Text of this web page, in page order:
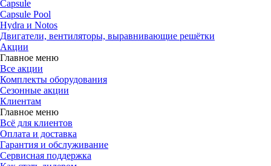
Capsule
Capsule Pool
Hydra и Notos
Двигатели, вентиляторы, выравнивающие решётки
Акции
Главное меню
Все акции
Комплекты оборудования
Сезонные акции
Клиентам
Главное меню
Всё для клиентов
Оплата и доставка
Гарантия и обслуживание
Сервисная поддержка